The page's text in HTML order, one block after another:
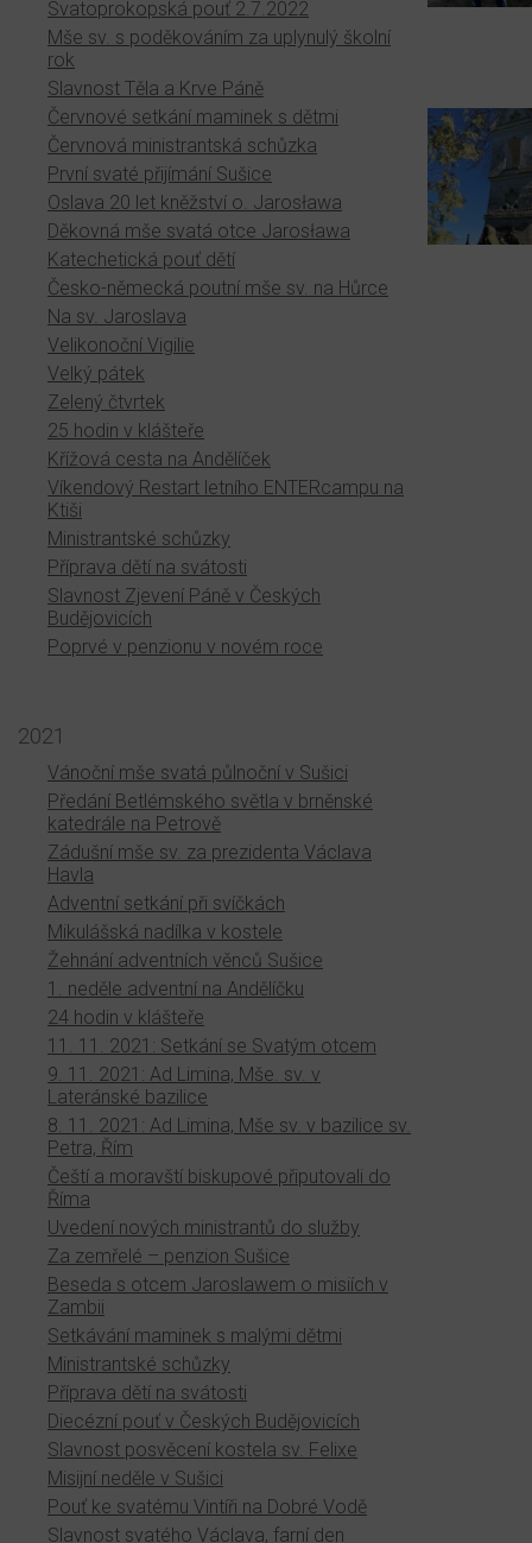
Svatoprokopská pouť 2.7.2022
Mše sv. s poděkováním za uplynulý školní
rok
Slavnost Těla a Krve Páně
Červnové setkání maminek s dětmi
Červnová ministrantská schůzka
První svaté přijímání Sušice
Oslava 20 let kněžství o. Jarosława
Děkovná mše svatá otce Jarosława
Katechetická pouť dětí
Česko-německá poutní mše sv. na Hůrce
Na sv. Jaroslava
Velikonoční Vigilie
Velký pátek
Zelený čtvrtek
25 hodin v klášteře
Křížová cesta na Andělíček
Víkendový Restart letního ENTERcampu na
Ktiši
Ministrantské schůzky
Příprava dětí na svátosti
Slavnost Zjevení Páně v Českých
Budějovicích
Poprvé v penzionu v novém roce
2021
Vánoční mše svatá půlnoční v Sušici
Předání Betlémského světla v brněnské
katedrále na Petrově
Zádušní mše sv. za prezidenta Václava
Havla
Adventní setkání při svíčkách
Mikulášská nadílka v kostele
Žehnání adventních věnců Sušice
1. neděle adventní na Andělíčku
24 hodin v klášteře
11. 11. 2021: Setkání se Svatým otcem
9. 11. 2021: Ad Limina, Mše. sv. v
Lateránské bazilice
8. 11. 2021: Ad Limina, Mše sv. v bazilice sv.
Petra, Řím
Čeští a moravští biskupové připutovali do
Říma
Uvedení nových ministrantů do služby
Za zemřelé – penzion Sušice
Beseda s otcem Jaroslawem o misiích v
Zambii
Setkávání maminek s malými dětmi
Ministrantské schůzky
Příprava dětí na svátosti
Diecézní pouť v Českých Budějovicích
Slavnost posvěcení kostela sv. Felixe
Misijní neděle v Sušici
Pouť ke svatému Vintíři na Dobré Vodě
Slavnost svatého Václava, farní den